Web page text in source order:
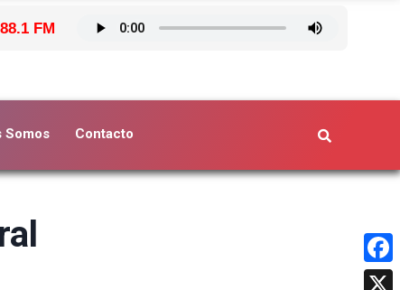
FM
Somos Contacto